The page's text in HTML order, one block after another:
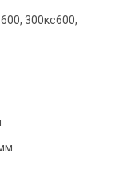
300кс600,